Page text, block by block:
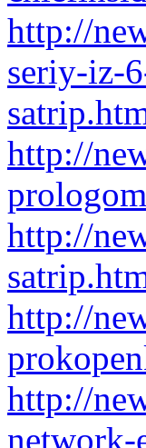
http://
seriy-iz-
http://
http://
http://
http://
network-